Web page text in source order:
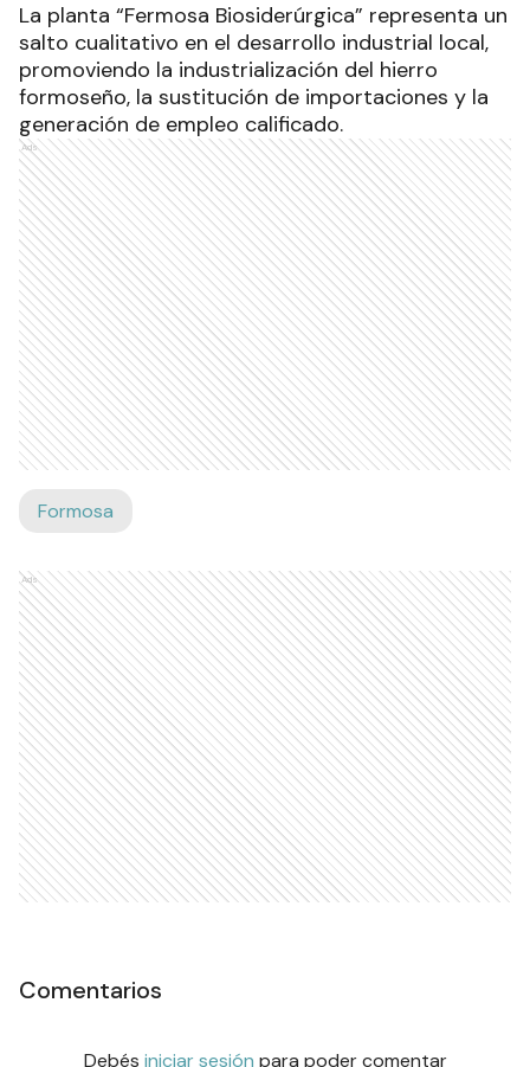
La planta “Fermosa Biosiderúrgica” representa un
salto cualitativo en el desarrollo industrial local,
promoviendo la industrialización del hierro
formoseño, la sustitución de importaciones y la
generación de empleo calificado.
Ads
Formosa
Ads
Comentarios
Debés iniciar sesión para poder comentar